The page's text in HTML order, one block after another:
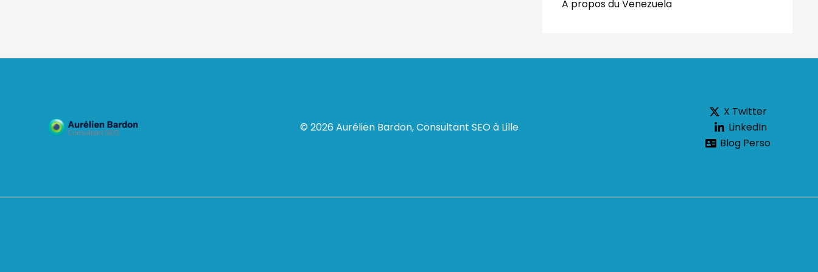
A propos du Venezuela
© 2026 Aurélien Bardon, Consultant SEO à Lille
X Twitter
LinkedIn
Blog Perso